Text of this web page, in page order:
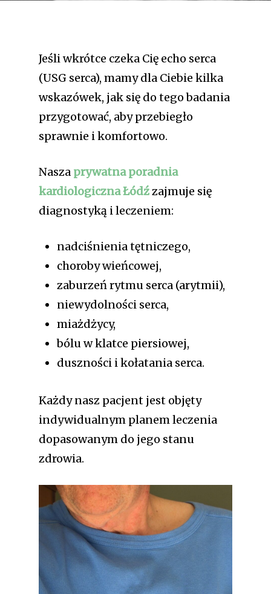
Jeśli wkrótce czeka Cię echo serca
(USG serca), mamy dla Ciebie kilka
wskazówek, jak się do tego badania
przygotować, aby przebiegło
sprawnie i komfortowo.
Nasza prywatna poradnia
kardiologiczna Łódźzajmuje się
diagnostyką i leczeniem:
nadciśnienia tętniczego,
choroby wieńcowej,
zaburzeń rytmu serca (arytmii),
niewydolności serca,
miażdżycy,
bólu w klatce piersiowej,
duszności i kołatania serca.
Każdy nasz pacjent jest objęty
indywidualnym planem leczenia
dopasowanym do jego stanu
zdrowia.